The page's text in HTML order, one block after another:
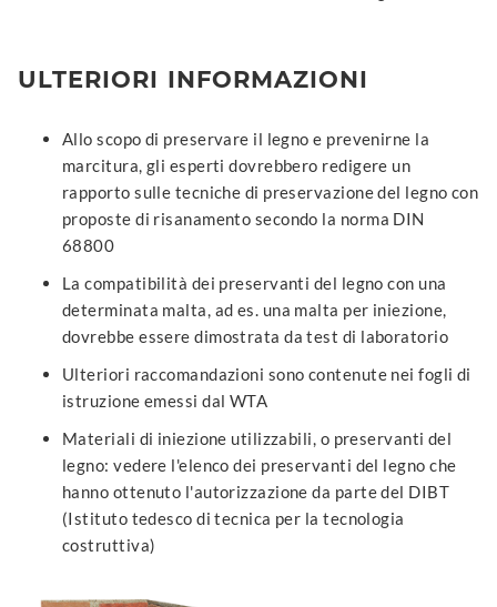
ULTERIORI INFORMAZIONI
Allo scopo di preservare il legno e prevenirne la
marcitura, gli esperti dovrebbero redigere un
rapporto sulle tecniche di preservazione del legno con
proposte di risanamento secondo la norma DIN
68800
La compatibilità dei preservanti del legno con una
determinata malta, ad es. una malta per iniezione,
dovrebbe essere dimostrata da test di laboratorio
Ulteriori raccomandazioni sono contenute nei fogli di
istruzione emessi dal WTA
Materiali di iniezione utilizzabili, o preservanti del
legno: vedere l'elenco dei preservanti del legno che
hanno ottenuto l'autorizzazione da parte del DIBT
(Istituto tedesco di tecnica per la tecnologia
costruttiva)